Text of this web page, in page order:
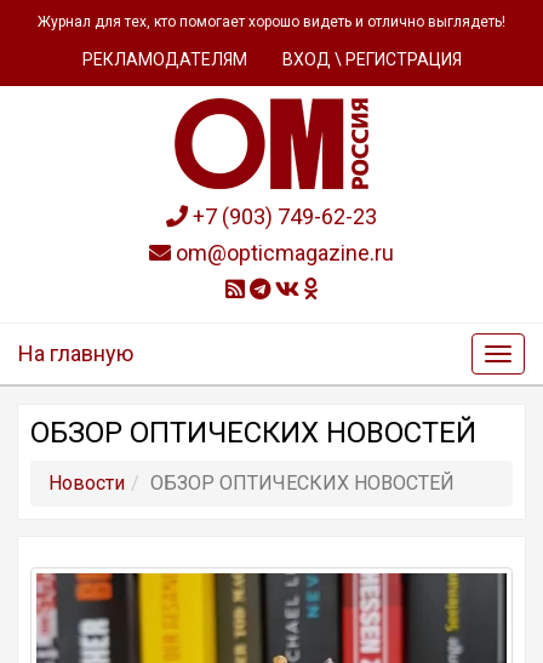
Журнал для тех, кто помогает хорошо видеть и отлично выглядеть!
РЕКЛАМОДАТЕЛЯМ ВХОД \ РЕГИСТРАЦИЯ
+7 (903) 749-62-23
om@opticmagazine.ru
На главную
ОБЗОР ОПТИЧЕСКИХ НОВОСТЕЙ
Новости ОБЗОР ОПТИЧЕСКИХ НОВОСТЕЙ